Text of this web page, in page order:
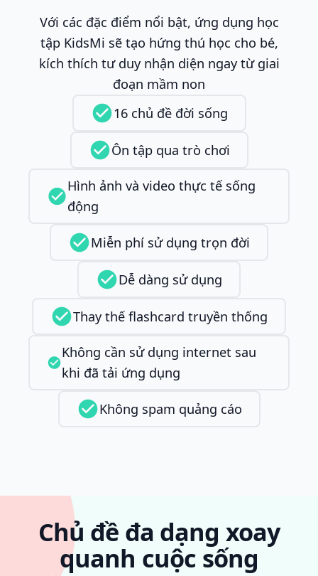
Với các đặc điểm nổi bật, ứng dụng học
tập KidsMi sẽ tạo hứng thú học cho bé,
kích thích tư duy nhận diện ngay từ giai
đoạn mầm non
16 chủ đề đời sống
Ôn tập qua trò chơi
Hình ảnh và video thực tế sống
động
Miễn phí sử dụng trọn đời
Dễ dàng sử dụng
Thay thế flashcard truyền thống
Không cần sử dụng internet sau
khi đã tải ứng dụng
Không spam quảng cáo
Chủ đề đa dạng xoay
quanh cuộc sống